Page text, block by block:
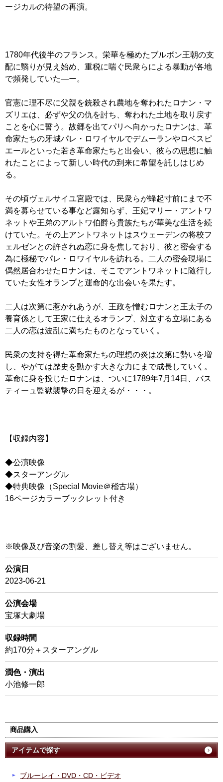
ージカルの待望の再演。
1780年代後半のフランス。栄華を極めたブルボン王朝の支
配に翳りが見え始め、重税に喘ぐ民衆らによる暴動が各地
で頻発していた―ー。
官憲に理不尽に父親を銃殺され農地を奪われたロナン・マ
ズリエは、必ずや父の仇を討ち、奪われた土地を取り戻す
ことを心に誓う。故郷を出てパリへ向かったロナンは、革
命家たちの牙城パレ・ロワイヤルでデムーランやロベスピ
エールといった若き革命家たちと出会い、彼らの思想に触
れたことによって新しい時代の到来に希望を託しはじめ
る。
その頃ヴェルサイユ宮殿では、民衆らが蜂起寸前にまで不
満を募らせている事など露知らず、王妃マリー・アントワ
ネットや王弟のアルトワ伯爵ら貴族たちが華美な生活を続
けていた。その上アントワネットはスウェーデンの将校フ
ェルゼンとの許されぬ恋に身を焦しており、彼と密会する
為に極秘でパレ・ロワイヤルを訪れる。二人の密会現場に
偶然居合わせたロナンは、そこでアントワネットに随行し
ていた女性オランプと運命的な出会いを果たす。
二人は次第に惹かれあうが、王政を憎むロナンと王太子の
養育係として王家に仕えるオランプ、対立する立場にある
二人の恋は波乱に満ちたものとなっていく。
民衆の支持を得た革命家たちの理想の炎は次第に勢いを増
し、やがては歴史を動かす大きな力にまで成長していく。
革命に身を投じたロナンは、ついに1789年7月14日、バス
ティーュ監獄襲撃の日を迎えるが・・・。
【収録内容】
◆公演映像
◆スターアングル
◆特典映像（Special Movie＠稽古場）
16ページカラーブックレット付き
※映像及び音楽の割愛、差し替え等はございません。
公演日
2023-06-21
公演会場
宝塚大劇場
収録時間
約170分＋スターアングル
潤色・演出
小池修一郎
商品購入
アイテムで探す
ブルーレイ・DVD・CD・ビデオ